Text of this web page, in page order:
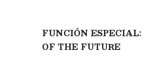
FUNCIÓN ESPECIAL:
OF THE FUTURE